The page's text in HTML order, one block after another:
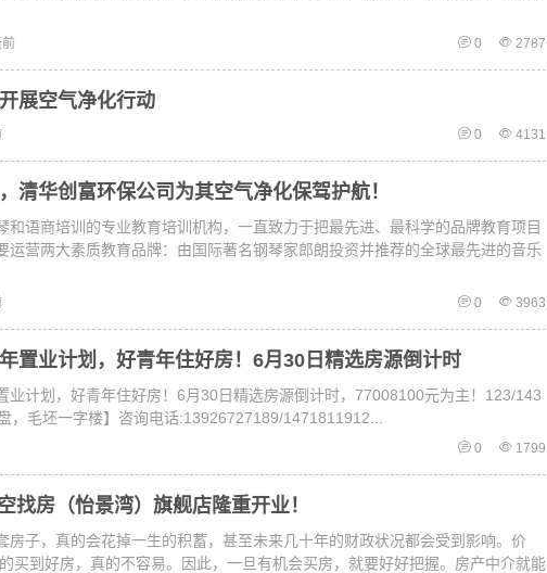
0 2787
展空气净化行动
0 4131
清华创富环保公司为其空气净化保驾护航！
和语商培训的专业教育培训机构，一直致力于把最先进、最科学的品牌教育项目
运营两大素质教育品牌：由国际著名钢琴家郎朗投资并推荐的全球最先进的音乐
0 3963
置业计划，好青年住好房！6月30日精选房源倒计时
业计划，好青年住好房！6月30日精选房源倒计时，77008100元为主！123/143
，毛坯一字楼】咨询电话:13926727189/1471811912...
0 1799
找房（怡景湾）旗舰店隆重开业！
房子，真的会花掉一生的积蓄，甚至未来几十年的财政状况都会受到影响。价
买到好房，真的不容易。因此，一旦有机会买房，就要好好把握。房产中介就能